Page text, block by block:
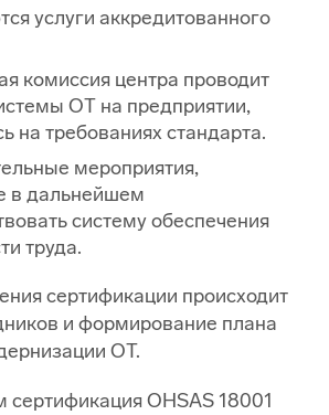
услуги аккредитованного
комиссия центра проводит
ОТ на предприятии,
на требованиях стандарта.
мероприятия,
в дальнейшем
систему обеспечения
труда.
сертификации происходит
и формирование плана
ОТ.
OHSAS 18001